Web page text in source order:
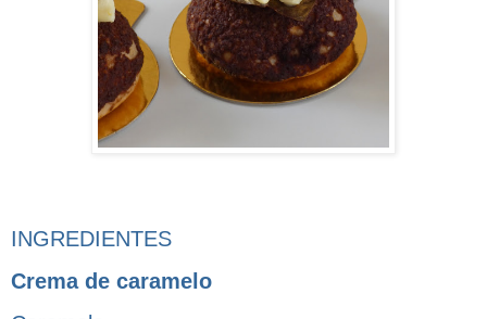
INGREDIENTES
Crema de caramelo